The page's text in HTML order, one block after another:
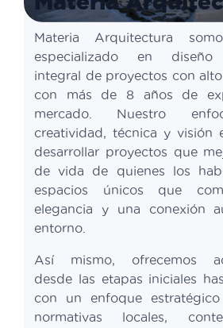
Materia Arquitectura
especializado en diseño
integral de proyectos con
con más de 8 años de
mercado. Nuestro
creatividad, técnica y visión
desarrollar proyectos que
de vida de quienes los
espacios únicos que
elegancia y una conexión
entorno.
Así mismo, ofrecemos
desde las etapas iniciales
con un enfoque
normativas locales,